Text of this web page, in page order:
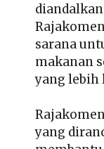
sarana
makanan
yang lebih
yang